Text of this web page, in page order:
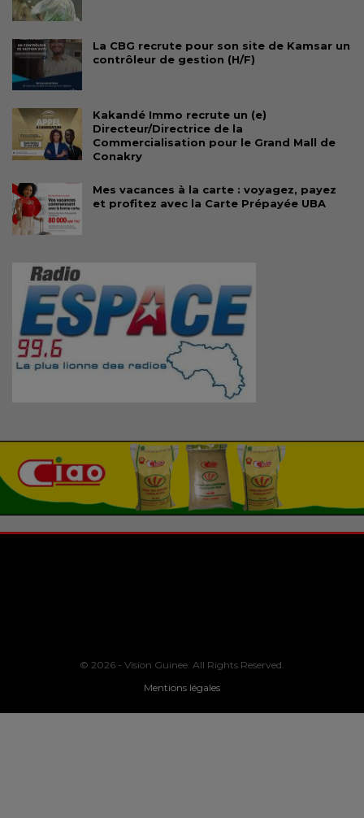
La CBG recrute pour son site de Kamsar un
contrôleur de gestion (H/F)
Kakandé Immo recrute un (e)
Directeur/Directrice de la
Commercialisation pour le Grand Mall de
Conakry
Mes vacances à la carte : voyagez, payez
et profitez avec la Carte Prépayée UBA
© 2026 - Vision Guinee. All Rights Reserved.
Mentions légales